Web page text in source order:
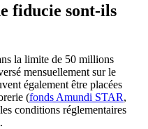
fiducie sont-ils
la limite de 50 millions
mensuellement sur le
également être placées
(fonds Amundi STAR,
conditions réglementaires